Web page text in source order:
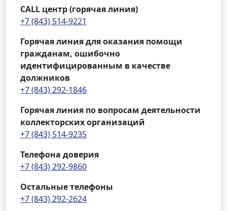
CALL центр (горячая линия)
+7 (843) 514-9221
Горячая линия для оказания помощи
гражданам, ошибочно
идентифицированным в качестве
должников
+7 (843) 292-1846
Горячая линия по вопросам деятельности
коллекторских организаций
+7 (843) 514-9235
Телефона доверия
+7 (843) 292-9860
Остальные телефоны
+7 (843) 292-2624